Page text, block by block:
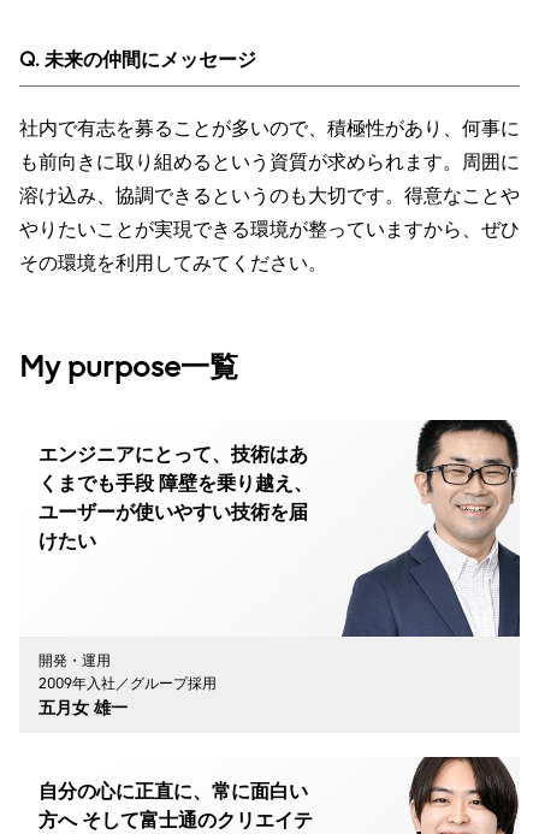
Q. 未来の仲間にメッセージ
社内で有志を募ることが多いので、積極性があり、何事に
も前向きに取り組めるという資質が求められます。周囲に
溶け込み、協調できるというのも大切です。得意なことや
やりたいことが実現できる環境が整っていますから、ぜひ
その環境を利用してみてください。
My purpose一覧
エンジニアにとって、技術はあ
くまでも手段 障壁を乗り越え、
ユーザーが使いやすい技術を届
けたい
開発・運用
2009年入社／グループ採用
五月女 雄一
自分の心に正直に、常に面白い
方へ そして富士通のクリエイテ